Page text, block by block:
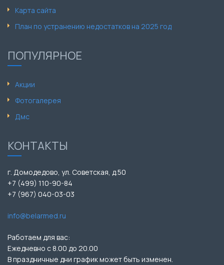
Карта сайта
План по устранению недостатков на 2025 год
ПОПУЛЯРНОЕ
Акции
Фотогалерея
Дмс
КОНТАКТЫ
г. Домодедово, ул. Советская, д.50
+7 (499) 110-90-84
+7 (967) 040-03-03
info@belarmed.ru
Работаем для вас:
Ежедневно с 8.00 до 20.00
В праздничные дни график может быть изменен.